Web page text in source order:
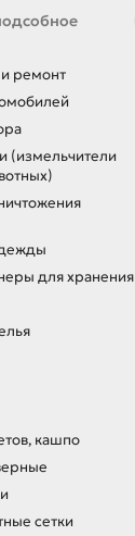
и ремонт
(измельчители
для хранения
кашпо
сетки